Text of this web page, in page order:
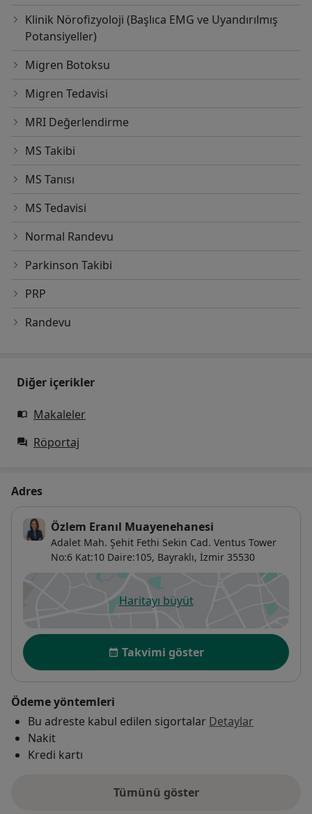
Klinik Nörofizyoloji (Başlıca EMG ve Uyandırılmış
Potansiyeller)
Migren Botoksu
Migren Tedavisi
MRI Değerlendirme
MS Takibi
MS Tanısı
MS Tedavisi
Normal Randevu
Parkinson Takibi
PRP
Randevu
Diğer içerikler
Makaleler
Röportaj
Adres
Özlem Eranıl Muayenehanesi
Adalet Mah. Şehit Fethi Sekin Cad. Ventus Tower
No:6 Kat:10 Daire:105, Bayraklı, İzmir 35530
Haritayı büyütyeni bir sekmede açılır
Uygunluk
Takvimi göster
Ödeme yöntemleri
Bu adreste kabul edilen sigortalar Detaylar
Nakit
Kredi kartı
Tümünü göster
adres hakkında